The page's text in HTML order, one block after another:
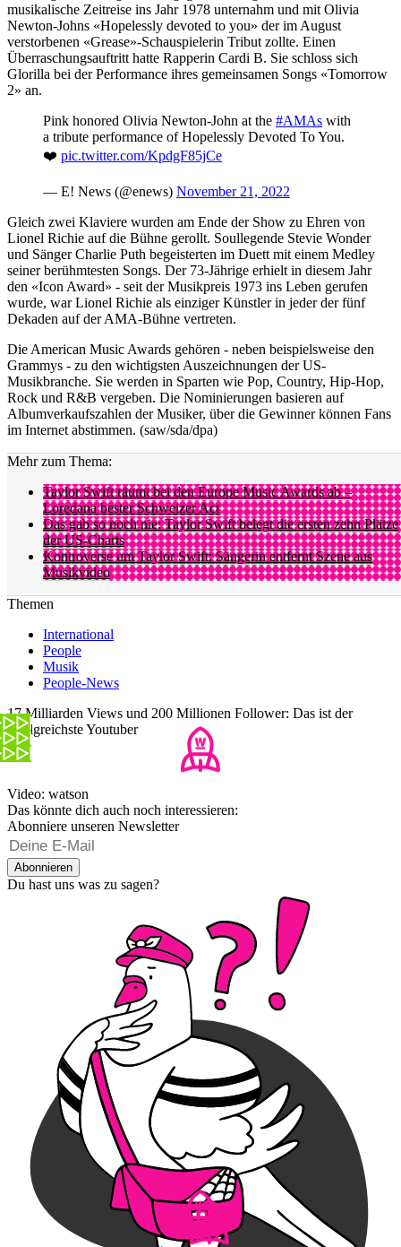
musikalische Zeitreise ins Jahr 1978 unternahm und mit Olivia
Newton-Johns «Hopelessly devoted to you» der im August
verstorbenen «Grease»-Schauspielerin Tribut zollte. Einen
Überraschungsauftritt hatte Rapperin Cardi B. Sie schloss sich
Glorilla bei der Performance ihres gemeinsamen Songs «Tomorrow
2» an.
Pink honored Olivia Newton-John at the #AMAs with
a tribute performance of Hopelessly Devoted To You.
❤️ pic.twitter.com/KpdgF85jCe
— E! News (@enews) November 21, 2022
Gleich zwei Klaviere wurden am Ende der Show zu Ehren von
Lionel Richie auf die Bühne gerollt. Soullegende Stevie Wonder
und Sänger Charlie Puth begeisterten im Duett mit einem Medley
seiner berühmtesten Songs. Der 73-Jährige erhielt in diesem Jahr
den «Icon Award» - seit der Musikpreis 1973 ins Leben gerufen
wurde, war Lionel Richie als einziger Künstler in jeder der fünf
Dekaden auf der AMA-Bühne vertreten.
Die American Music Awards gehören - neben beispielsweise den
Grammys - zu den wichtigsten Auszeichnungen der US-
Musikbranche. Sie werden in Sparten wie Pop, Country, Hip-Hop,
Rock und R&B vergeben. Die Nominierungen basieren auf
Albumverkaufszahlen der Musiker, über die Gewinner können Fans
im Internet abstimmen. (saw/sda/dpa)
Mehr zum Thema:
Taylor Swift räumt bei den Europe Music Awards ab –
Loredana bester Schweizer Act
Das gab so noch nie: Taylor Swift belegt die ersten zehn Plätze
der US-Charts
Kontroverse um Taylor Swift: Sängerin entfernt Szene aus
Musikvideo
Themen
International
People
Musik
People-News
17 Milliarden Views und 200 Millionen Follower: Das ist der
erfolgreichste Youtuber
Video: watson
Das könnte dich auch noch interessieren:
Abonniere unseren Newsletter
Abonnieren
Du hast uns was zu sagen?